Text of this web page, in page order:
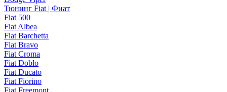
Тюнинг Fiat | Фиат
Fiat 500
Fiat Albea
Fiat Barchetta
Fiat Bravo
Fiat Croma
Fiat Doblo
Fiat Ducato
Fiat Fiorino
Fiat Freemont